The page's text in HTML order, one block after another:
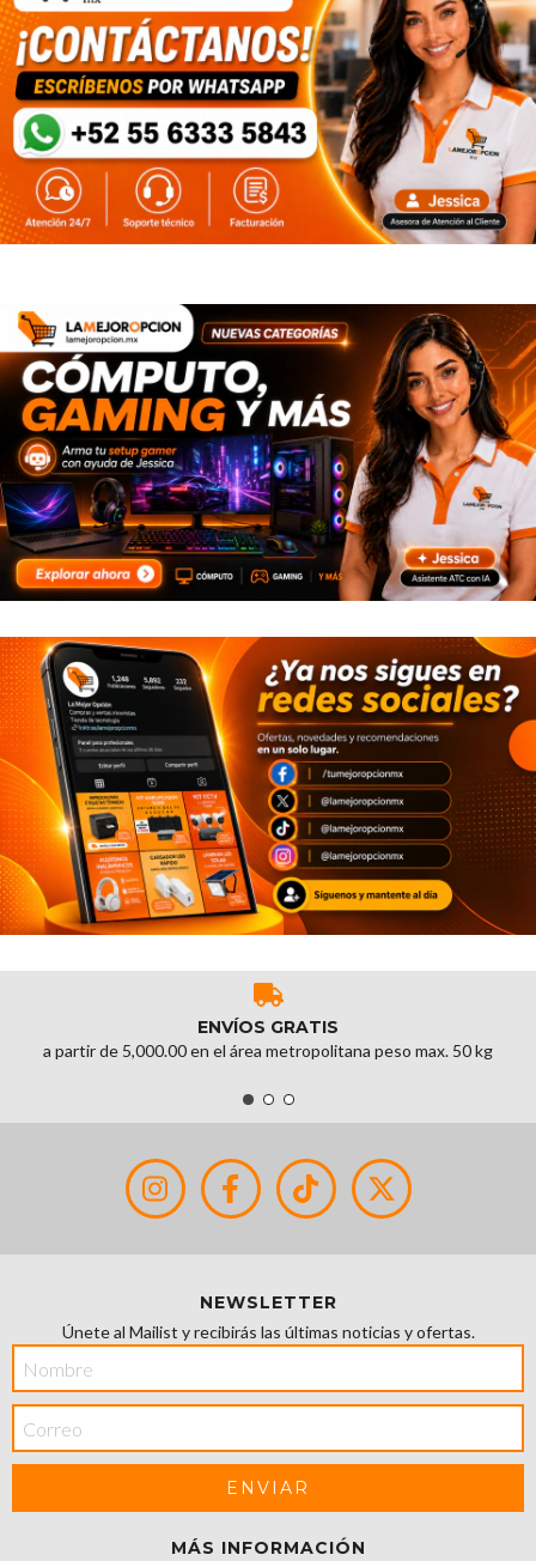
ENVÍOS GRATIS
a partir de 5,000.00 en el área metropolitana peso max. 50 kg
NEWSLETTER
Únete al Mailist y recibirás las últimas noticias y ofertas.
MÁS INFORMACIÓN